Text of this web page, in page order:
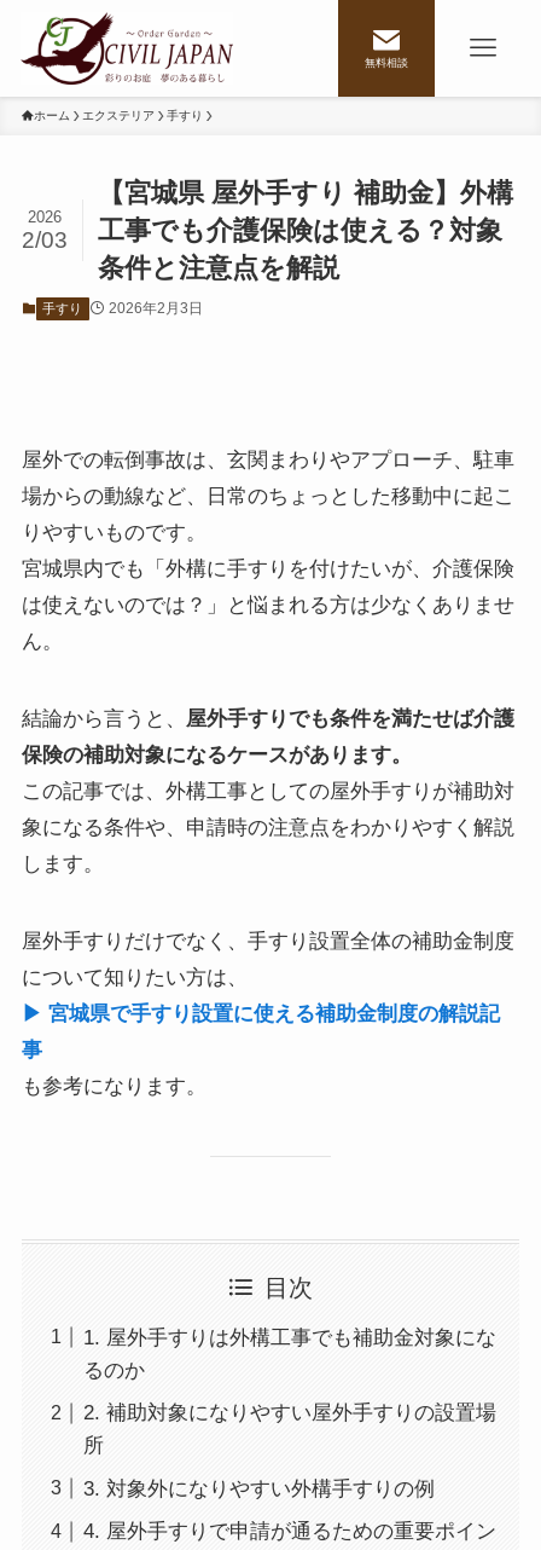
無料相談
ホーム エクステリア 手すり
【宮城県 屋外手すり 補助金】外構
工事でも介護保険は使える？対象
条件と注意点を解説
2026
2/03
手すり 2026年2月3日
屋外での転倒事故は、玄関まわりやアプローチ、駐車
場からの動線など、日常のちょっとした移動中に起こ
りやすいものです。
宮城県内でも「外構に手すりを付けたいが、介護保険
は使えないのでは？」と悩まれる方は少なくありませ
ん。
結論から言うと、
屋外手すりでも条件を満たせば介護
保険の補助対象になるケースがあります。
この記事では、外構工事としての屋外手すりが補助対
象になる条件や、申請時の注意点をわかりやすく解説
します。
屋外手すりだけでなく、手すり設置全体の補助金制度
について知りたい方は、
▶︎ 宮城県で手すり設置に使える補助金制度の解説記
事
も参考になります。
目次
1. 屋外手すりは外構工事でも補助金対象にな
るのか
2. 補助対象になりやすい屋外手すりの設置場
所
3. 対象外になりやすい外構手すりの例
4. 屋外手すりで申請が通るための重要ポイン